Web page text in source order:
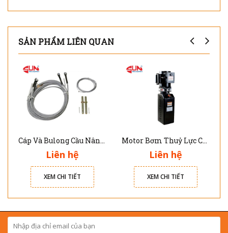
SẢN PHẨM LIÊN QUAN
Cáp Và Bulong Cầu Nâng 2 Trụ - 4 Trụ
Liên hệ
XEM CHI TIẾT
Motor Bơm Thuỷ Lực Cho Cầu Nâng
Liên hệ
XEM CHI TIẾT